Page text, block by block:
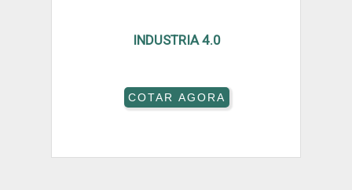
INDUSTRIA 4.0
COTAR AGORA